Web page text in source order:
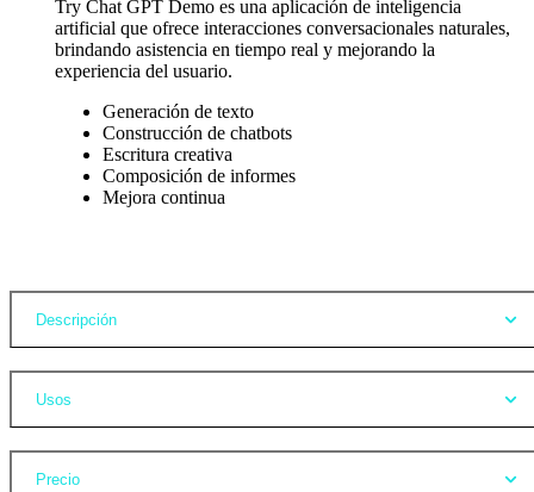
Try Chat GPT Demo es una aplicación de inteligencia
artificial que ofrece interacciones conversacionales naturales,
brindando asistencia en tiempo real y mejorando la
experiencia del usuario.
Generación de texto
Construcción de chatbots
Escritura creativa
Composición de informes
Mejora continua
Descripción
Usos
Precio